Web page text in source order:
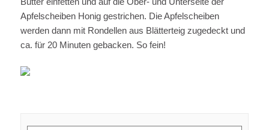
Apfelscheiben Honig gestrichen. Die Apfelscheiben
werden dann mit Rondellen aus Blätterteig zugedeckt und
ca. für 20 Minuten gebacken. So fein!